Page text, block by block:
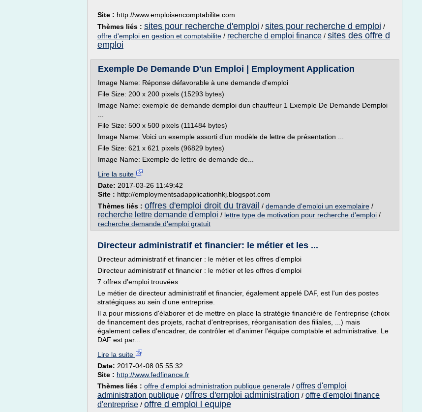
Site : http://www.emploisencomptabilite.com
Thèmes liés : sites pour recherche d'emploi / sites pour recherche d emploi /
offre d'emploi en gestion et comptabilite / recherche d emploi finance / sites des offre d
emploi
Exemple De Demande D'un Emploi | Employment Application
Image Name: Réponse défavorable à une demande d'emploi
File Size: 200 x 200 pixels (15293 bytes)
Image Name: exemple de demande demploi dun chauffeur 1 Exemple De Demande Demploi
File Size: 500 x 500 pixels (111484 bytes)
Image Name: Voici un exemple assorti d’un modèle de lettre de présentation ...
File Size: 621 x 621 pixels (96829 bytes)
Image Name: Exemple de lettre de demande de...
Lire la suite
Date: 2017-03-26 11:49:42
Site : http://employmentsadapplicationhkj.blogspot.com
Thèmes liés : offres d'emploi droit du travail / demande d'emploi un exemplaire /
recherche lettre demande d'emploi / lettre type de motivation pour recherche d'emploi /
recherche demande d'emploi gratuit
Directeur administratif et financier: le métier et les ...
Directeur administratif et financier : le métier et les offres d'emploi
Directeur administratif et financier : le métier et les offres d'emploi
7 offres d'emploi trouvées
Le métier de directeur administratif et financier, également appelé DAF, est l'un des postes
stratégiques au sein d'une entreprise.
Il a pour missions d'élaborer et de mettre en place la stratégie financière de l'entreprise (choix
de financement des projets, rachat d'entreprises, réorganisation des filiales, ...) mais
également celles d'encadrer, de contrôler et d'animer l'équipe comptable et administrative. Le
DAF est par...
Lire la suite
Date: 2017-04-08 05:55:32
Site : http://www.fedfinance.fr
Thèmes liés : offre d'emploi administration publique generale / offres d'emploi
administration publique / offres d'emploi administration / offre d'emploi finance
d'entreprise / offre d emploi l equipe